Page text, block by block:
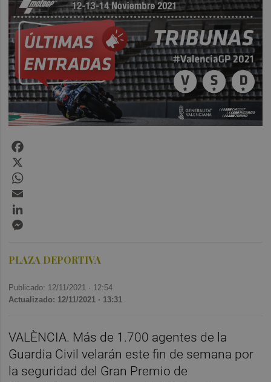
PLAZA DEPORTIVA
Publicado: 12/11/2021 · 12:54
Actualizado: 12/11/2021 · 13:31
VALÈNCIA. Más de 1.700 agentes de la
Guardia Civil velarán este fin de semana por
la seguridad del Gran Premio de